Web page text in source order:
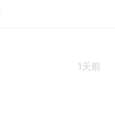
1天前